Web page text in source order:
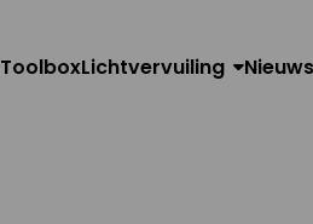
ToolboxLichtvervuiling Nieuws